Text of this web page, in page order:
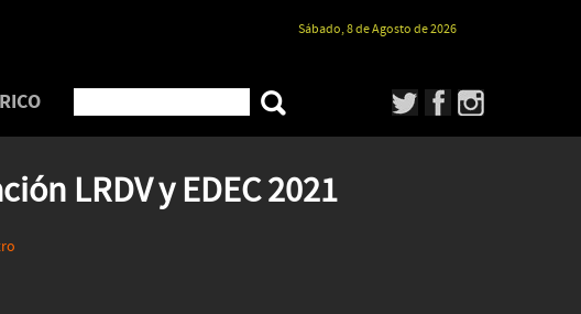
Sábado, 8 de Agosto de 2026
LRDV y EDEC 2021